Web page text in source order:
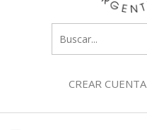
CREAR CUENTA